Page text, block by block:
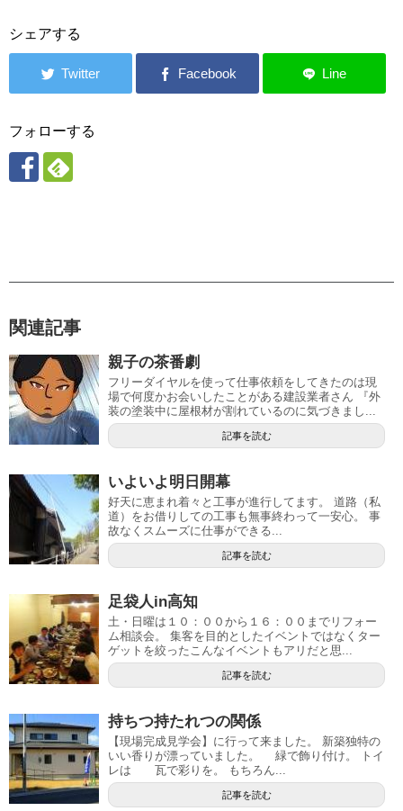
シェアする
フォローする
関連記事
親子の茶番劇
フリーダイヤルを使って仕事依頼をしてきたのは現
場で何度かお会いしたことがある建設業者さん 『外
装の塗装中に屋根材が割れているのに気づきまし...
記事を読む
いよいよ明日開幕
好天に恵まれ着々と工事が進行してます。 道路（私
道）をお借りしての工事も無事終わって一安心。 事
故なくスムーズに仕事ができる...
記事を読む
足袋人in高知
土・日曜は１０：００から１６：００までリフォー
ム相談会。 集客を目的としたイベントではなくター
ゲットを絞ったこんなイベントもアリだと思...
記事を読む
持ちつ持たれつの関係
【現場完成見学会】に行って来ました。 新築独特の
いい香りが漂っていました。 緑で飾り付け。 トイ
レは 瓦で彩りを。 もちろん...
記事を読む